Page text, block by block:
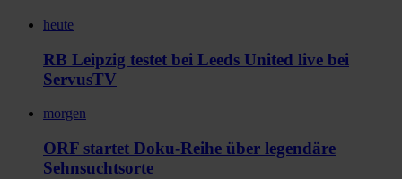
heute
RB Leipzig testet bei Leeds United live bei
ServusTV
morgen
ORF startet Doku-Reihe über legendäre
Sehnsuchtsorte